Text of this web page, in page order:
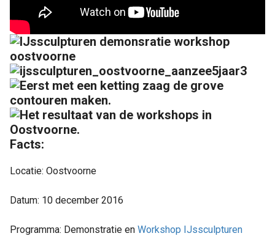
Facts:
Locatie: Oostvoorne
Datum: 10 december 2016
Programma: Demonstratie en Workshop IJssculpturen